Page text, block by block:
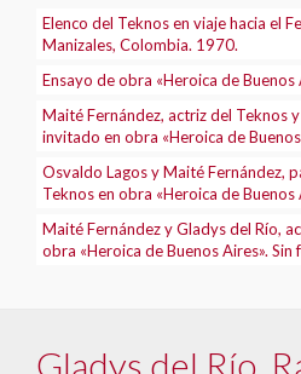
Elenco del Teknos en viaje hacia el
Manizales, Colombia. 1970.
Ensayo de obra «Heroica de Buenos
Maité Fernández, actriz del Teknos
invitado en obra «Heroica de Buenos
Osvaldo Lagos y Maité Fernández,
Teknos en obra «Heroica de Buenos
Maité Fernández y Gladys del Río,
obra «Heroica de Buenos Aires». Sin
Gladys del Río,